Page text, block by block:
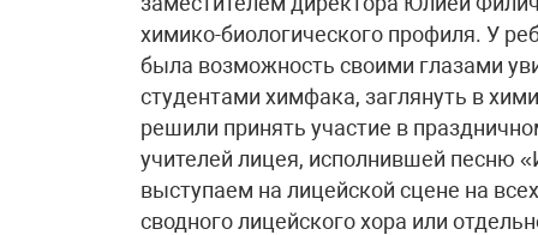
химико-биологического профиля. У
была возможность своими глазами
студентами химфака, заглянуть в
решили принять участие в
учителей лицея, исполнившей песню
выступаем на лицейской сцене на
сводного лицейского хора или